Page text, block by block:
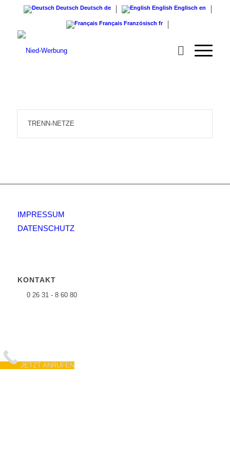
Deutsch Deutsch de English Englisch en
Français Französisch fr
TRENN-NETZE
IMPRESSUM
DATENSCHUTZ
KONTAKT
0 26 31 - 8 60 80
JETZT ANRUFEN